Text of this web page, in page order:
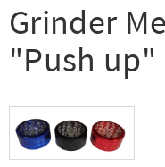
Grinder
"Push up"